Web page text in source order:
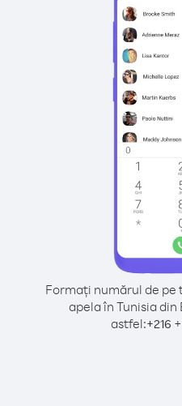
Formați numărul de pe
apela în Tunisia
astfel:+216 +